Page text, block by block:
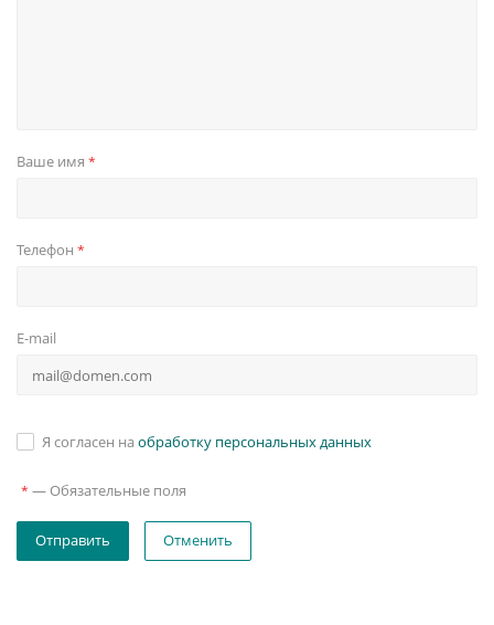
Ваше имя *
Телефон *
E-mail
Я согласен на обработку персональных данных
* — Обязательные поля
Отменить